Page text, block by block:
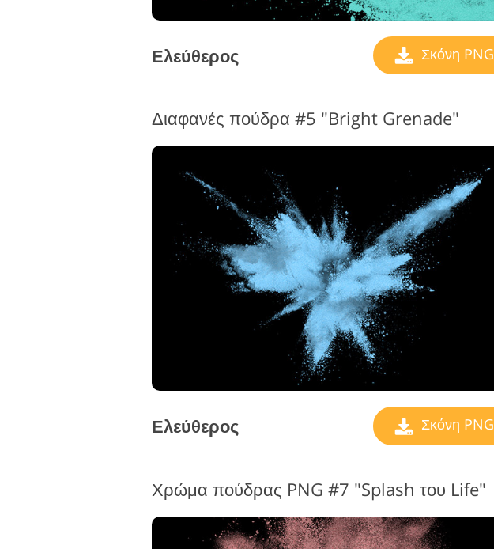
Ελεύθερος Σκόνη PNG
Διαφανές πούδρα #5 "Bright Grenade"
Ελεύθερος Σκόνη PNG
Χρώμα πούδρας PNG #7 "Splash του Life"